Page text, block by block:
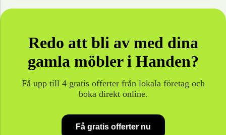
Redo att bli av med dina
gamla möbleri Handen?
Få upp till 4 gratis offerter från lokala företag och
boka direkt online.
Få gratis offerter nu